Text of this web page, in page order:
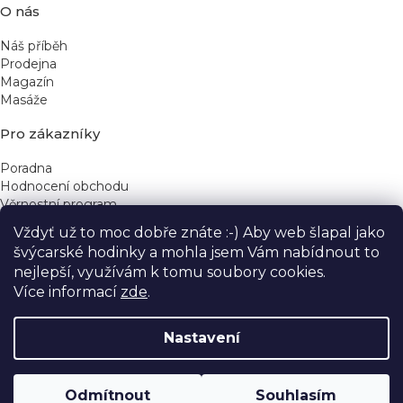
Vždyť už to moc dobře znáte :-) Aby web šlapal jako
švýcarské hodinky a mohla jsem Vám nabídnout to
nejlepší, využívám k tomu soubory cookies.
Více informací zde.
Nastavení
Odmítnout Souhlasím
O nás
Náš příběh
Prodejna
Magazín
Masáže
Pro zákazníky
Poradna
Hodnocení obchodu
Věrnostní program
Rychlé kontakty
obchod@yeskinye.cz
+420 721 564 754
Vytvořil Shoptet
Copyright 2026Yeskinye . Všechna práva vyhrazena.